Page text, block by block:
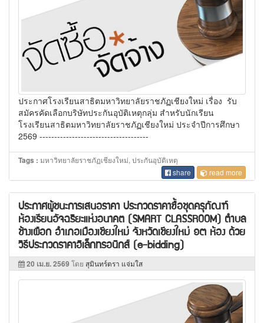
ประกาศโรงเรียนสาธิตมหาวิทยาลัยราชภัฏเชียงใหม่ เรื่อง รับ
สมัครคัดเลือกบริษัทประกันอุบัติเหตุกลุ่ม สำหรับนักเรียน
โรงเรียนสาธิตมหาวิทยาลัยราชภัฏเชียงใหม่ ประจำปีการศึกษา
2569 -------------------------------------
Tags : มหาวิทยาลัยราชภัฏเชียงใหม่, ประกันอุบัติเหตุ
share
read more
ประกาศผู้ชนะการเสนอราคา ประกวดราคาซื้อชุดครุภัณฑ์
ห้องเรียนอัจฉริยะแห่งอนาคต (SMART CLASSROOM) ตำบล
ช้างเผือก อำเภอเมืองเชียงใหม่ จังหวัดเชียงใหม่ ๑๓ ห้อง ด้วย
วิธีประกวดราคาอิเล็กทรอนิกส์ (e-bidding)
20 เม.ย. 2569 โดย สุมินทร์ตรา แจ่มใส